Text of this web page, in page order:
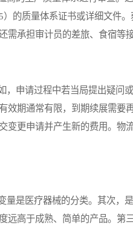
的质量体系证书或详细文件
承担审计员的差旅、食宿等接
申请过程中若当局提出疑问
效期通常有限，到期续展需要
变更申请并产生新的费用。物
是医疗器械的分类。其次，
远高于成熟、简单的产品。第